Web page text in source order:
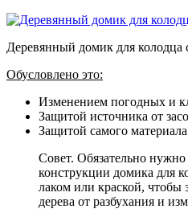
Деревянный домик для колодца
Обусловлено это:
Изменением погодных и
Защитой источника от
Защитой самого
Совет. Обязательно нужно
конструкции домика для
лаком или краской, чтобы
дерева от разбухания и